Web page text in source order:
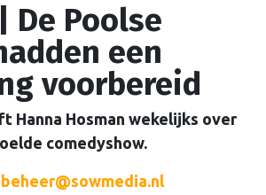
De Poolse
een
voorbereid
Hanna Hosman wekelijks over
comedyshow.
beheer@sowmedia.nl